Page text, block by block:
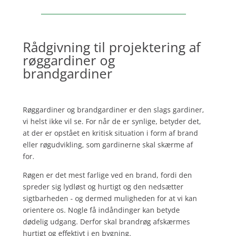
Rådgivning til projektering af
røggardiner og
brandgardiner
Røggardiner og brandgardiner er den slags gardiner,
vi helst ikke vil se. For når de er synlige, betyder det,
at der er opstået en kritisk situation i form af brand
eller røgudvikling, som gardinerne skal skærme af
for.
Røgen er det mest farlige ved en brand, fordi den
spreder sig lydløst og hurtigt og den nedsætter
sigtbarheden - og dermed muligheden for at vi kan
orientere os. Nogle få indåndinger kan betyde
dødelig udgang. Derfor skal brandrøg afskærmes
hurtigt og effektivt i en bygning.